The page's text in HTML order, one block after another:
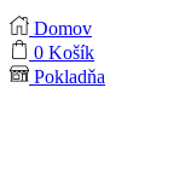
Domov
0 Košík
Pokladňa